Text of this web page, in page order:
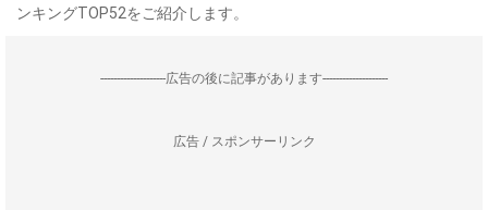
ンキングTOP52をご紹介します。
--------------------広告の後に記事があります--------------------
広告 / スポンサーリンク